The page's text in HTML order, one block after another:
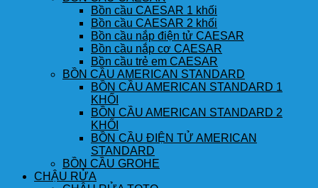
Bồn cầu CAESAR 1 khối
Bồn cầu CAESAR 2 khối
Bồn cầu nắp điện tử CAESAR
Bồn cầu nắp cơ CAESAR
Bồn cầu trẻ em CAESAR
BỒN CẦU AMERICAN STANDARD
BỒN CẦU AMERICAN STANDARD 1
KHỐI
BỒN CẦU AMERICAN STANDARD 2
KHỐI
BỒN CẦU ĐIỆN TỬ AMERICAN
STANDARD
BỒN CẦU GROHE
CHẬU RỬA